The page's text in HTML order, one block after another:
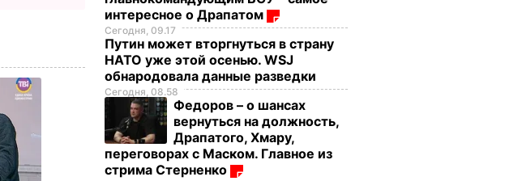
интересное о Драпатом
Сегодня, 09.17
Путин может вторгнуться в страну
НАТО уже этой осенью. WSJ
обнародовала данные разведки
Сегодня, 08.58
Федоров – о шансах
вернуться на должность,
Драпатого, Хмару,
переговорах с Маском. Главное из
стрима Стерненко